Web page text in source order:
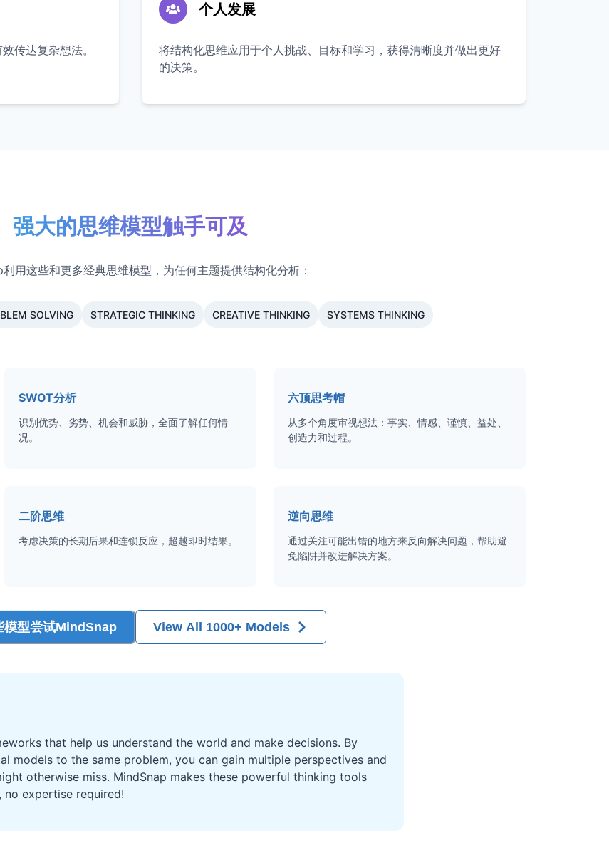
传达复杂想法。
个人发展
将结构化思维应用于个人挑战、目标和学习，获得清晰度并做出更好
的决策。
强大的思维模型触手可及
用这些和更多经典思维模型，为任何主题提供结构化分析：
SOLVING STRATEGIC THINKING CREATIVE THINKING SYSTEMS THINKING
SWOT分析
识别优势、劣势、机会和威胁，全面了解任何情
况。
六顶思考帽
从多个角度审视想法：事实、情感、谨慎、益处、
创造力和过程。
二阶思维
考虑决策的长期后果和连锁反应，超越即时结果。
逆向思维
通过关注可能出错的地方来反向解决问题，帮助避
免陷阱并改进解决方案。
模型尝试MindSnap View All 1000+ Models
that help us understand the world and make decisions. By
models to the same problem, you can gain multiple perspectives and
otherwise miss. MindSnap makes these powerful thinking tools
expertise required!